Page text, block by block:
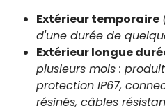
Extérieur temporaire
d'une durée de
Extérieur longue
plusieurs mois :
protection IP67,
résinés, câbles